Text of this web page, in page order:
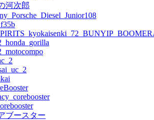
河次郎
ブースター